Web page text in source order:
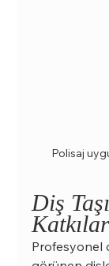
Polisaj
Diş
Profesyonel